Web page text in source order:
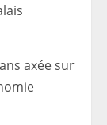
axée sur